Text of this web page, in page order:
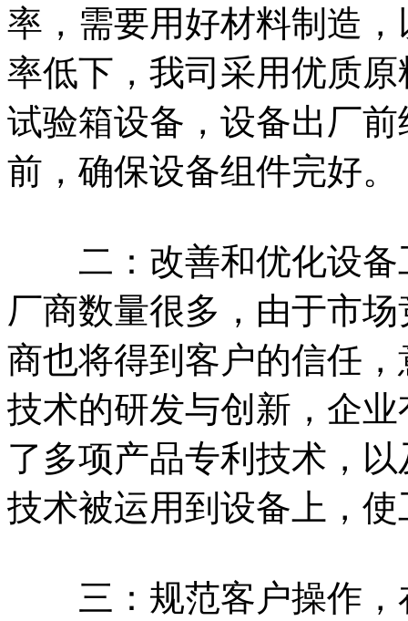
率，需要用好材料制造
率低下，我司采用优质
试验箱设备，设备出厂
前，确保设备组件完好。
二：改善和优化设备
厂商数量很多，由于市
商也将得到客户的信任
技术的研发与创新，企
了多项产品专利技术，
技术被运用到设备上，
三：规范客户操作，